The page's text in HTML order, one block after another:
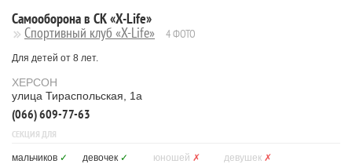
Самооборона в СК «X-Life»
Спортивный клуб «X-Life» 4 ФОТО
Для детей от 8 лет.
ХЕРСОН
улица Тираспольская, 1а
(066) 609-77-63
СЕКЦИЯ ДЛЯ
мальчиков ✓ девочек ✓ юношей ✗ девушек ✗